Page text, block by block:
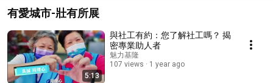
有愛城市-壯有所展
5:13
與社工有約：您了解社工嗎？ 揭
密專業助人者
魅力基隆
107 views
1 year ago